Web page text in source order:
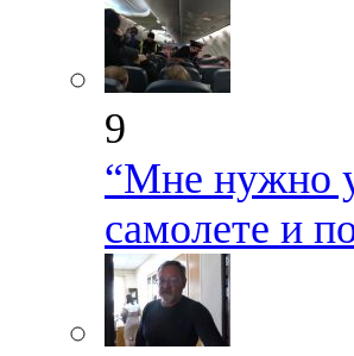
9
“Мне нужно
самолете и